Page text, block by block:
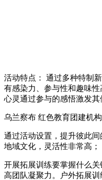
活动特点： 通过多种特制
有感染力、参与性和趣味
心灵通过参与的感悟激发
乌兰察布 红色教育团建机
通过活动设置，提升彼此
地域文化，灵活性非常高；
开展拓展训练要掌握什么
高团队凝聚力。户外拓展